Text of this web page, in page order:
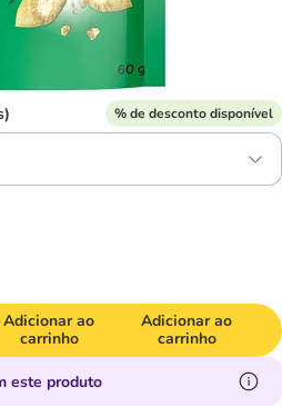
% de desconto disponível
Adicionar ao
carrinho
Adicionar ao
carrinho
este produto